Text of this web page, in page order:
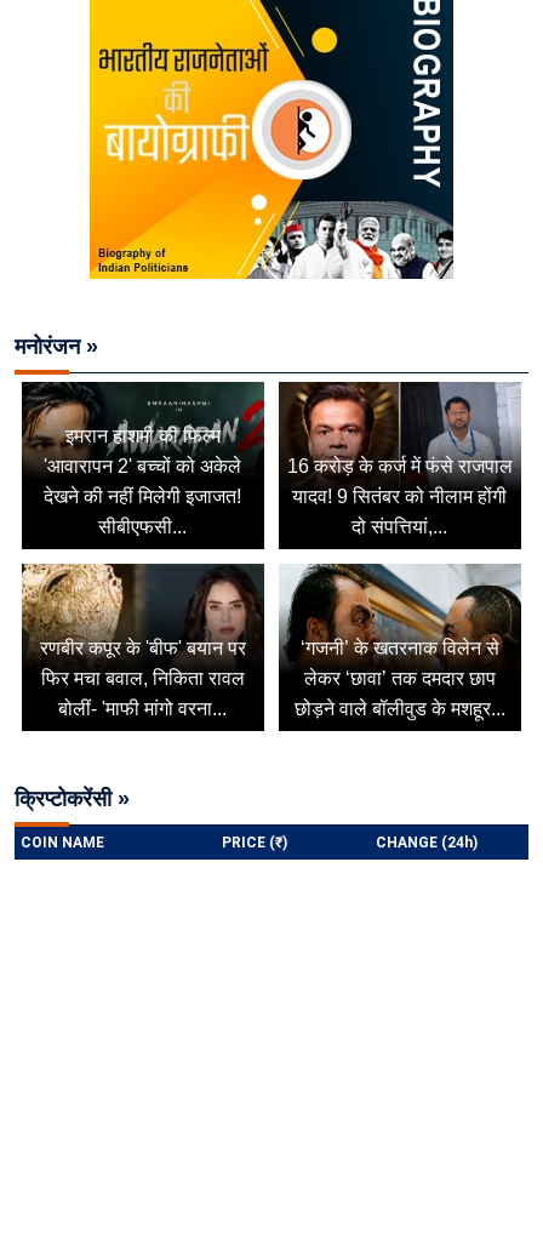
मनोरंजन »
इमरान हाशमी की फिल्म
'आवारापन 2' बच्चों को अकेले
देखने की नहीं मिलेगी इजाजत!
सीबीएफसी...
16 करोड़ के कर्ज में फंसे राजपाल
यादव! 9 सितंबर को नीलाम होंगी
दो संपत्तियां,...
रणबीर कपूर के 'बीफ' बयान पर
फिर मचा बवाल, निकिता रावल
बोलीं- 'माफी मांगो वरना...
‘गजनी’ के खतरनाक विलेन से
लेकर ‘छावा’ तक दमदार छाप
छोड़ने वाले बॉलीवुड के मशहूर...
क्रिप्टोकरेंसी »